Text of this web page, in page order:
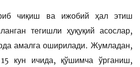
чиқиш ва ижобий ҳал этиш
тегишли ҳуқуқий асослар,
амалга оширилади. Жумладан,
кун ичида, қўшимча ўрганиш,